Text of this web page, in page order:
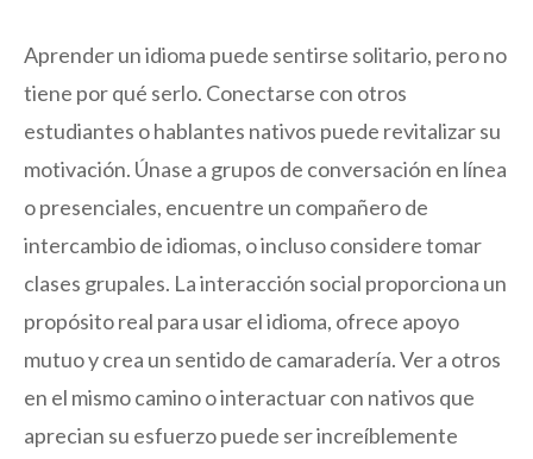
Aprender un idioma puede sentirse solitario, pero no
tiene por qué serlo. Conectarse con otros
estudiantes o hablantes nativos puede revitalizar su
motivación. Únase a grupos de conversación en línea
o presenciales, encuentre un compañero de
intercambio de idiomas, o incluso considere tomar
clases grupales. La interacción social proporciona un
propósito real para usar el idioma, ofrece apoyo
mutuo y crea un sentido de camaradería. Ver a otros
en el mismo camino o interactuar con nativos que
aprecian su esfuerzo puede ser increíblemente